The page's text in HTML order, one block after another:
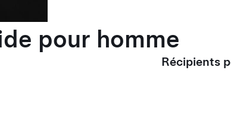
pour homme
Récipients